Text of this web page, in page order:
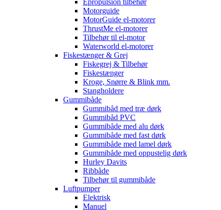
Epropulsion tilbehør
Motorguide
MotorGuide el-motorer
ThrustMe el-motorer
Tilbehør til el-motor
Waterworld el-motorer
Fiskestænger & Grej
Fiskegrej & Tilbehør
Fiskestænger
Kroge, Snørre & Blink mm.
Stangholdere
Gummibåde
Gummibåd med træ dørk
Gummibåd PVC
Gummibåde med alu dørk
Gummibåde med fast dørk
Gummibåde med lamel dørk
Gummibåde med oppustelig dørk
Hurley Davits
Ribbåde
Tilbehør til gummibåde
Luftpumper
Elektrisk
Manuel